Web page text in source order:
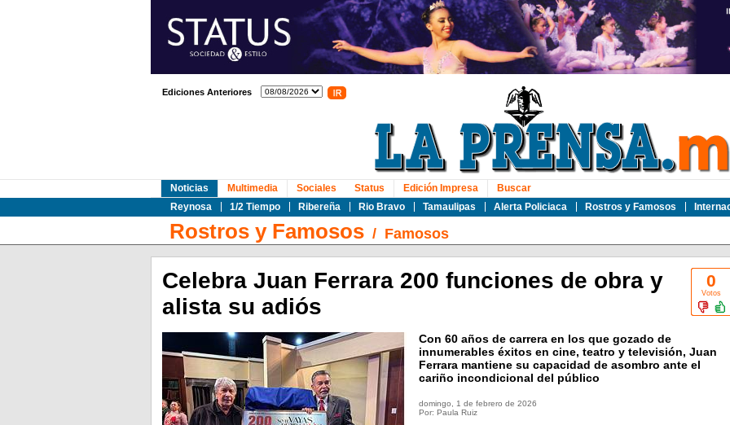
Ediciones Anteriores
Noticias
Reynosa
1/2 Tiempo Ribereña Rio Bravo Tamaulipas Alerta Policiaca Rostros y Famosos
Multimedia Sociales Status Edición Impresa Buscar
Rostros y Famosos/ Famosos
0
Votos
Celebra Juan Ferrara 200 funciones de obra y
alista su adiós
Con 60 años de carrera en los que gozado de
innumerables éxitos en cine, teatro y televisión, Juan
Ferrara mantiene su capacidad de asombro ante el
cariño incondicional del público
domingo, 1 de febrero de 2026
Por: Paula Ruiz